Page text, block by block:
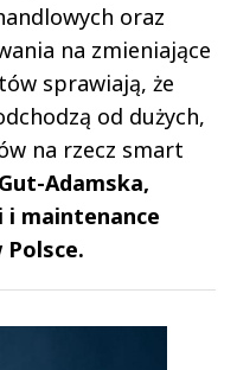
oraz
na zmieniające
sprawiają, że
od dużych,
na rzecz smart
Adamska,
i maintenance